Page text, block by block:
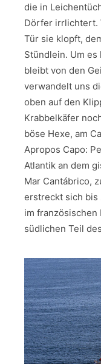
die in
Dörfer irrlichtert.
Tür sie klopft,
Stündlein. Um es
bleibt von den
verwandelt uns
oben auf den
Krabbelkäfer
böse Hexe, am
Apropos Capo:
Atlantik an dem
Mar Cantábrico,
erstreckt sich bis
im französischen
südlichen Teil